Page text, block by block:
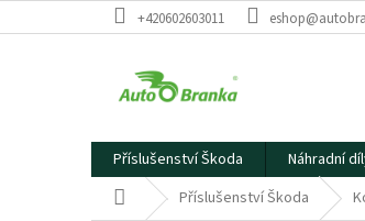
na
+420602603011
Příslušenství Škoda Náhradní
Domů Příslušenství Škoda